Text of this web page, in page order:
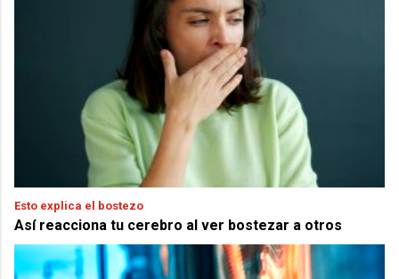
Esto explica el bostezo
Así reacciona tu cerebro al ver bostezar a otros